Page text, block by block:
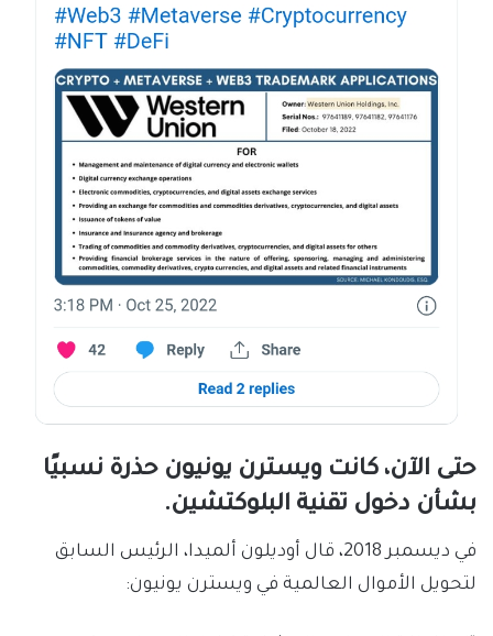
حتى الآن، كانت ويسترن يونيون حذرة نسبيًا
بشأن دخول تقنية البلوكتشين.
في ديسمبر 2018، قال أوديلون ألميدا، الرئيس السابق
لتحويل الأموال العالمية في ويسترن يونيون: